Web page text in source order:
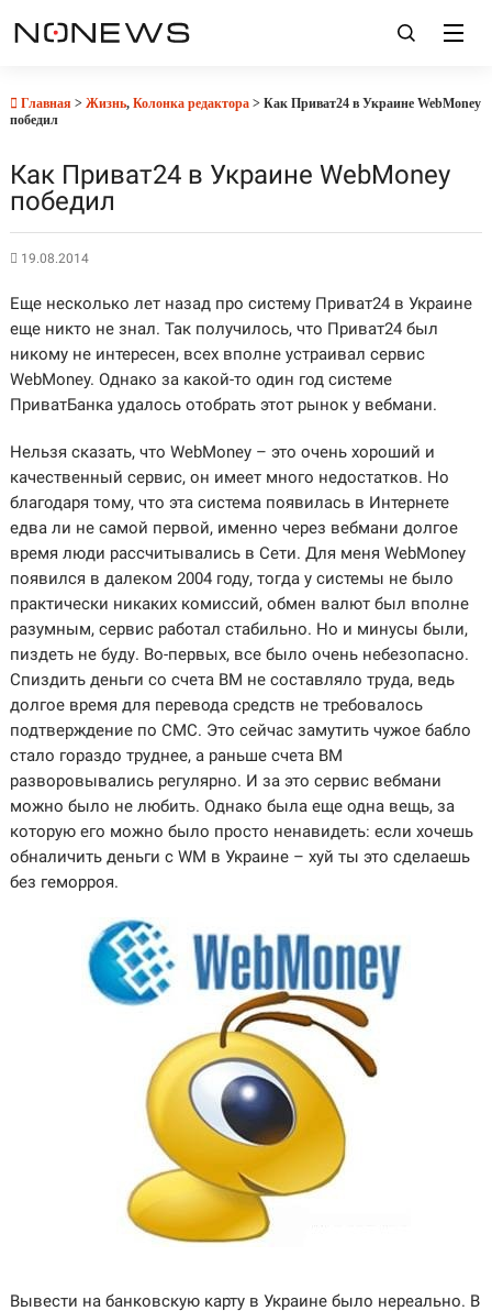
Главная > Жизнь, Колонка редактора> Как Приват24 в Украине WebMoney
победил
Как Приват24 в Украине WebMoney
победил
19.08.2014
Еще несколько лет назад про систему Приват24 в Украине
еще никто не знал. Так получилось, что Приват24 был
никому не интересен, всех вполне устраивал сервис
WebMoney. Однако за какой-то один год системе
ПриватБанка удалось отобрать этот рынок у вебмани.
Нельзя сказать, что WebMoney – это очень хороший и
качественный сервис, он имеет много недостатков. Но
благодаря тому, что эта система появилась в Интернете
едва ли не самой первой, именно через вебмани долгое
время люди рассчитывались в Сети. Для меня WebMoney
появился в далеком 2004 году, тогда у системы не было
практически никаких комиссий, обмен валют был вполне
разумным, сервис работал стабильно. Но и минусы были,
пиздеть не буду. Во-первых, все было очень небезопасно.
Спиздить деньги со счета ВМ не составляло труда, ведь
долгое время для перевода средств не требовалось
подтверждение по СМС. Это сейчас замутить чужое бабло
стало гораздо труднее, а раньше счета ВМ
разворовывались регулярно. И за это сервис вебмани
можно было не любить. Однако была еще одна вещь, за
которую его можно было просто ненавидеть: если хочешь
обналичить деньги с WM в Украине – хуй ты это сделаешь
без геморроя.
Вывести на банковскую карту в Украине было нереально. В